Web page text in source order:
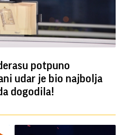
potpuno
udar je bio najbolja
dogodila!